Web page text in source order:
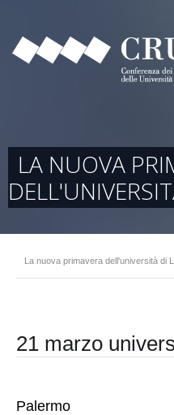
LA NUOVA
La nuova primavera dell'università di
21 marzo
Palermo